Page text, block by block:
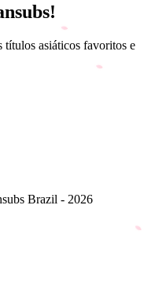
títulos asiáticos favoritos e
Brazil - 2026